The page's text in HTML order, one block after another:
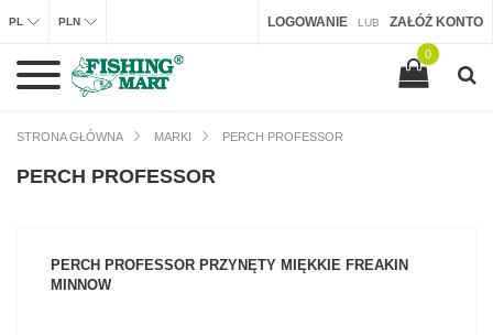
LOGOWANIE LUB ZAŁÓŻ KONTO
PL PLN
0
STRONA GŁÓWNA MARKI PERCH PROFESSOR
PERCH PROFESSOR
PERCH PROFESSOR PRZYNĘTY MIĘKKIE FREAKIN
MINNOW